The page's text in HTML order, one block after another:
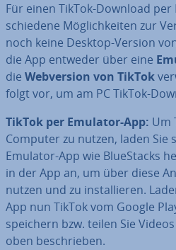
Für einen TikTok-Download
schie­de­ne Mög­lich­kei­ten zur
noch keine Desktop-Version
die App entweder über eine
die Web­ver­si­on von TikTok
folgt vor, um am PC TikTok-
TikTok per Emulator-App: Um
Computer zu nutzen, laden Sie
Emulator-App wie BlueStacks
in der App an, um über diese
nutzen und zu in­stal­lie­ren.
App nun TikTok vom Google
speichern bzw. teilen Sie
oben be­schrie­ben.